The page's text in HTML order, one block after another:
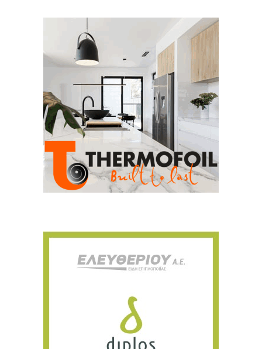
Για να μαθαίνετε πρώτοι τα νέα και όλες
τις τάσεις του κλάδου, εγγραφείτε στο
newsletter μας!
Email
Γράψτε εδώ το email σας
ΕΓΓΡΑΦΉ